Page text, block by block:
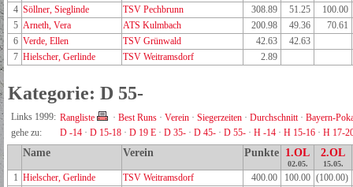
4 Söllner, Sieglinde TSV Pechbrunn 308.89 51.25
100.00
5 Arneth, Vera ATS Kulmbach 200.98 49.36
70.61
6 Verde, Ellen TSV Grünwald 42.63
42.63
7 Hielscher, Gerlinde TSV Weitramsdorf 2.89
Kategorie: D 55-
Links 1999: Rangliste · Best Runs · Verein · Siegerzeiten · Durchschnitt· Bayern-
gehe zu:
D -14 · D 15-18 · D 19 E · D 35- · D 45- · D 55- · H -14 · H 15-16 · H 17-
Name Verein Punkte 1.OL
02.05.
2.OL
15.05.
1 Hielscher, Gerlinde TSV Weitramsdorf 400.00 100.00 (100.00)